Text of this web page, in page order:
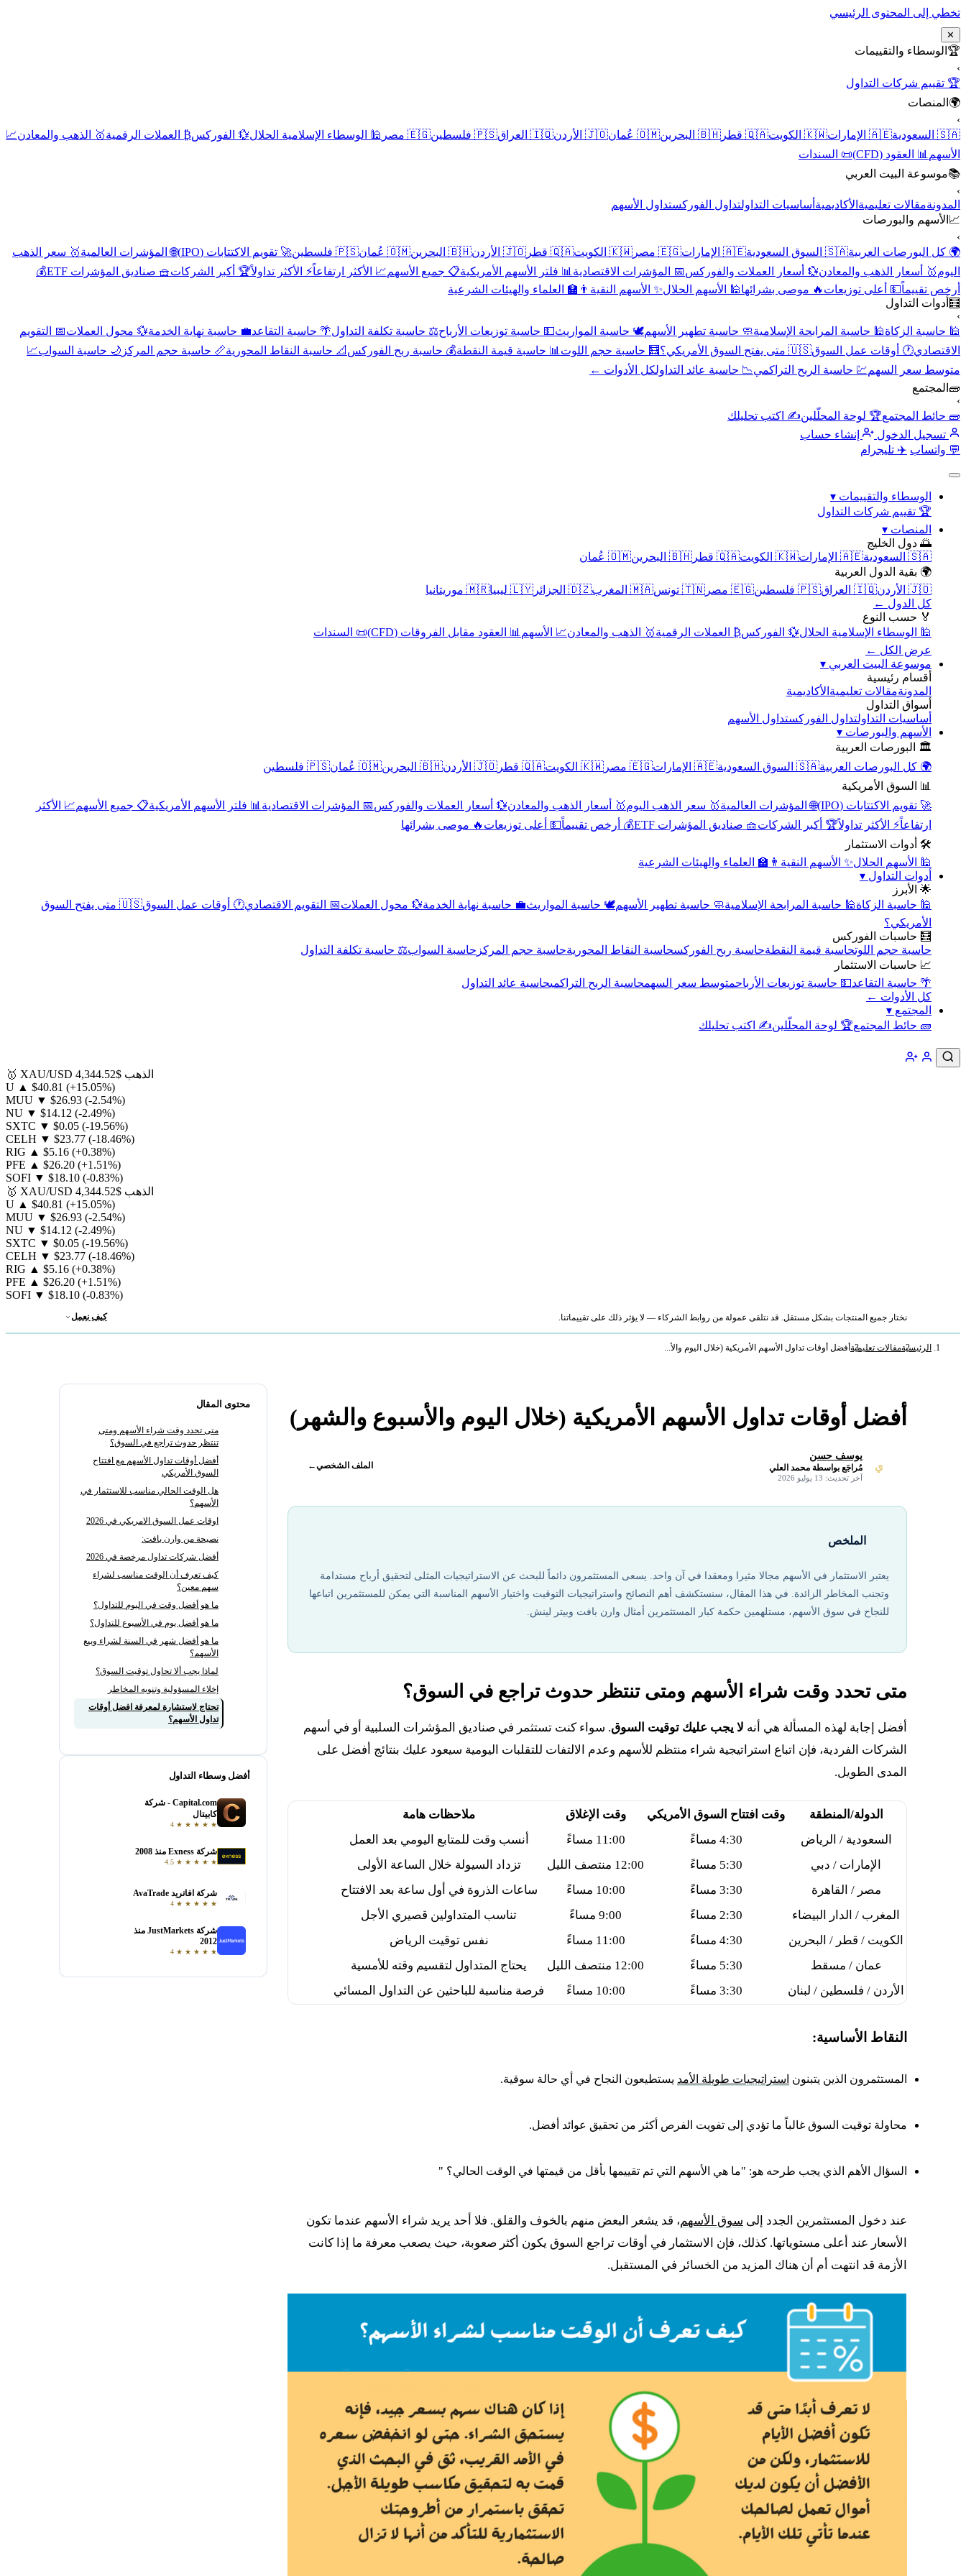
تخطي إلى المحتوى الرئيسي
✕
🏆 الوسطاء والتقييمات
›
🏆 تقييم شركات التداول
🌍 المنصات
›
🇸🇦 السعودية
🇦🇪 الإمارات 🇰🇼 الكويت 🇶🇦 قطر 🇧🇭 البحرين 🇴🇲 عُمان 🇯🇴 الأردن 🇮🇶 العراق 🇵🇸 فلسطين 🇪🇬 مصر 🕌 الوسطاء الإسلامية الحلال💱 الفوركس₿ العملات الرقمية🥇 الذهب والمعادن📈
الأسهم 📊 العقود (CFD)
📜 السندات
📚موسوعة البيت العربي
›
المدونةمقالات تعليمية الأكاديمية أساسيات التداولتداول الفوركستداول الأسهم
📈 الأسهم والبورصات
›
🌍 كل البورصات العربية🇸🇦 السوق السعودية 🇦🇪 الإمارات 🇪🇬 مصر 🇰🇼 الكويت 🇶🇦 قطر 🇯🇴 الأردن 🇧🇭 البحرين 🇴🇲 عُمان 🇵🇸 فلسطين 🚀 تقويم الاكتتابات (IPO) 🌐 المؤشرات العالمية🥇 سعر الذهب
اليوم🥇 أسعار الذهب والمعادن💱 أسعار العملات والفوركس📅 المؤشرات الاقتصادية 📊 فلتر الأسهم الأمريكية📋 جميع الأسهم📈 الأكثر ارتفاعاً⚡ الأكثر تداولاً🏆 أكبر الشركات🧺 صناديق المؤشرات ETF
💰
أرخص تقييماً💵 أعلى توزيعات 🔥 موصى بشرائها🕌 الأسهم الحلال✨ الأسهم النقية 👨‍🏫 العلماء والهيئات الشرعية
🧮 أدوات التداول
›
🕌 حاسبة الزكاة🕌 حاسبة المرابحة الإسلامية🧼 حاسبة تطهير الأسهم🕊️ حاسبة المواريث💵 حاسبة توزيعات الأرباح⚖️ حاسبة تكلفة التداول🌴 حاسبة التقاعد💼 حاسبة نهاية الخدمة💱 محول العملات📅 التقويم
الاقتصادي🕐 أوقات عمل السوق🇺🇸 متى يفتح السوق الأمريكي؟ 🧮 حاسبة حجم اللوت 📊 حاسبة قيمة النقطة💰 حاسبة ربح الفوركس 📐 حاسبة النقاط المحورية📏 حاسبة حجم المركز 🌙 حاسبة السواب📈
متوسط سعر السهم💹 حاسبة الربح التراكمي📉 حاسبة عائد التداولكل الأدوات ←
🧱 المجتمع
›
🧱 حائط المجتمع🏆 لوحة المحلّلين✍️ اكتب تحليلك
تسجيل الدخول
إنشاء حساب
💬 واتساب ✈️ تليجرام
الوسطاء والتقييمات ▾
🏆 تقييم شركات التداول
المنصات ▾
🌅 دول الخليج
🇸🇦 السعودية
🇦🇪 الإمارات 🇰🇼 الكويت 🇶🇦 قطر 🇧🇭 البحرين
🇴🇲 عُمان
🌍 بقية الدول العربية
🇯🇴 الأردن
🇮🇶 العراق 🇵🇸 فلسطين 🇪🇬 مصر 🇹🇳 تونس 🇲🇦 المغرب 🇩🇿 الجزائر 🇱🇾 ليبيا
🇲🇷 موريتانيا
كل الدول ←
🏅 حسب النوع
🕌 الوسطاء الإسلامية الحلال💱 الفوركس₿ العملات الرقمية🥇 الذهب والمعادن📈 الأسهم 📊 العقود مقابل الفروقات (CFD)
📜 السندات
عرض الكل ←
موسوعة البيت العربي ▾
أقسام رئيسية
المدونةمقالات تعليمية الأكاديمية
أسواق التداول
أساسيات التداولتداول الفوركستداول الأسهم
الأسهم والبورصات ▾
🏛️ البورصات العربية
🌍 كل البورصات العربية🇸🇦 السوق السعودية 🇦🇪 الإمارات 🇪🇬 مصر 🇰🇼 الكويت 🇶🇦 قطر 🇯🇴 الأردن 🇧🇭 البحرين 🇴🇲 عُمان
🇵🇸 فلسطين
📊 السوق الأمريكية
🚀 تقويم الاكتتابات (IPO)
🌐 المؤشرات العالمية🥇 سعر الذهب اليوم🥇 أسعار الذهب والمعادن💱 أسعار العملات والفوركس📅 المؤشرات الاقتصادية 📊 فلتر الأسهم الأمريكية📋 جميع الأسهم📈 الأكثر
ارتفاعاً⚡ الأكثر تداولاً🏆 أكبر الشركات🧺 صناديق المؤشرات ETF 💰 أرخص تقييماً💵 أعلى توزيعات 🔥 موصى بشرائها
🛠️ أدوات الاستثمار
🕌 الأسهم الحلال✨ الأسهم النقية 👨‍🏫 العلماء والهيئات الشرعية
أدوات التداول ▾
🌟 الأبرز
🕌 حاسبة الزكاة🕌 حاسبة المرابحة الإسلامية🧼 حاسبة تطهير الأسهم🕊️ حاسبة المواريث💼 حاسبة نهاية الخدمة💱 محول العملات📅 التقويم الاقتصادي🕐 أوقات عمل السوق
🇺🇸 متى يفتح السوق
الأمريكي؟
🧮 حاسبات الفوركس
حاسبة حجم اللوتحاسبة قيمة النقطةحاسبة ربح الفوركسحاسبة النقاط المحوريةحاسبة حجم المركز حاسبة السواب⚖️ حاسبة تكلفة التداول
📈 حاسبات الاستثمار
🌴 حاسبة التقاعد💵 حاسبة توزيعات الأرباحمتوسط سعر السهمحاسبة الربح التراكميحاسبة عائد التداول
كل الأدوات ←
المجتمع ▾
🧱 حائط المجتمع🏆 لوحة المحلّلين✍️ اكتب تحليلك
🥇 XAU/USD الذهب $4,344.52
U ▲ $40.81 (+15.05%)
MUU ▼ $26.93 (-2.54%)
NU ▼ $14.12 (-2.49%)
SXTC ▼ $0.05 (-19.56%)
CELH ▼ $23.77 (-18.46%)
RIG ▲ $5.16 (+0.38%)
PFE ▲ $26.20 (+1.51%)
SOFI ▼ $18.10 (-0.83%)
🥇 XAU/USD الذهب $4,344.52
U ▲ $40.81 (+15.05%)
MUU ▼ $26.93 (-2.54%)
NU ▼ $14.12 (-2.49%)
SXTC ▼ $0.05 (-19.56%)
CELH ▼ $23.77 (-18.46%)
RIG ▲ $5.16 (+0.38%)
PFE ▲ $26.20 (+1.51%)
SOFI ▼ $18.10 (-0.83%)
نختار جميع المنتجات بشكل مستقل. قد نتلقى عمولة من روابط الشركاء — لا يؤثر ذلك على تقييماتنا. كيف نعمل
الرئيسيةمقالات تعليمية أفضل أوقات تداول الأسهم الأمريكية (خلال اليوم والأ...
أفضل أوقات تداول الأسهم الأمريكية (خلال اليوم والأسبوع والشهر)
ي
يوسف حسن
مُراجَع بواسطة محمد العلي
آخر تحديث: 13 يوليو 2026
الملف الشخصي←
الملخص
يعتبر الاستثمار في الأسهم مجالا مثيرا ومعقدا في آن واحد. يسعى المستثمرون دائماً للبحث عن الاستراتيجيات المثلى لتحقيق أرباح مستدامة
وتجنب المخاطر الزائدة. في هذا المقال، سنستكشف أهم النصائح واستراتيجيات التوقيت واختيار الأسهم المناسبة التي يمكن للمستثمرين اتباعها
للنجاح في سوق الأسهم، مستلهمين حكمة كبار المستثمرين أمثال وارن بافت وبيتر لينش.
متى تحدد وقت شراء الأسهم ومتى تنتظر حدوث تراجع في السوق؟
أفضل إجابة لهذه المسألة هي أنه لا يجب عليك توقيت السوق. سواء كنت تستثمر في صناديق المؤشرات السلبية أو في أسهم
الشركات الفردية، فإن اتباع استراتيجية شراء منتظم للأسهم وعدم الالتفات للتقلبات اليومية سيعود عليك بنتائج أفضل على
المدى الطويل.
الدولة/المنطقة وقت افتتاح السوق الأمريكي وقت الإغلاق
ملاحظات هامة
السعودية / الرياض
4:30 مساءً 11:00 مساءً
أنسب وقت للمتابع اليومي بعد العمل
الإمارات / دبي
5:30 مساءً 12:00 منتصف الليل
تزداد السيولة خلال الساعة الأولى
مصر / القاهرة
3:30 مساءً 10:00 مساءً
ساعات الذروة في أول ساعة بعد الافتتاح
المغرب / الدار البيضاء
2:30 مساءً 9:00 مساءً
تناسب المتداولين قصيري الأجل
الكويت / قطر / البحرين
4:30 مساءً 11:00 مساءً
نفس توقيت الرياض
عمان / مسقط
5:30 مساءً 12:00 منتصف الليل
يحتاج المتداول لتقسيم وقته للأمسية
الأردن / فلسطين / لبنان
3:30 مساءً 10:00 مساءً فرصة مناسبة للباحثين عن التداول المسائي
النقاط الأساسية:
المستثمرون الذين يتبنون استراتيجيات طويلة الأمد يستطيعون النجاح في أي حالة سوقية.
محاولة توقيت السوق غالباً ما تؤدي إلى تفويت الفرص أكثر من تحقيق عوائد أفضل.
السؤال الأهم الذي يجب طرحه هو: "ما هي الأسهم التي تم تقييمها بأقل من قيمتها في الوقت الحالي؟ "
عند دخول المستثمرين الجدد إلى سوق الأسهم، قد يشعر البعض منهم بالخوف والقلق. فلا أحد يريد شراء الأسهم عندما تكون
الأسعار عند أعلى مستوياتها. كذلك، فإن الاستثمار في أوقات تراجع السوق يكون أكثر صعوبة، حيث يصعب معرفة ما إذا كانت
الأزمة قد انتهت أم أن هناك المزيد من الخسائر في المستقبل.
محتوى المقال
متى تحدد وقت شراء الأسهم ومتى
تنتظر حدوث تراجع في السوق؟
أفضل أوقات تداول الأسهم مع افتتاح
السوق الأمريكي
هل الوقت الحالي مناسب للاستثمار في
الأسهم؟
اوقات عمل السوق الامريكي في 2026
نصيحة من وارن بافت:
أفضل شركات تداول مرخصة في 2026
كيف تعرف أن الوقت مناسب لشراء
سهم معين؟
ما هو أفضل وقت في اليوم للتداول؟
ما هو أفضل يوم في الأسبوع للتداول؟
ما هو أفضل شهر في السنة لشراء وبيع
الأسهم؟
لماذا يجب ألا تحاول توقيت السوق؟
إخلاء المسؤولية وتنويه المخاطر
تحتاج لاستشارة لمعرفة افضل أوقات
تداول الأسهم؟
أفضل وسطاء التداول
Capital.com - شركة
كابيتال
★
★
★
★
★
شركة Exness منذ 2008
★
★
★
★
★
شركة افاتريد AvaTrade
★
★
★
★
★
شركة JustMarkets منذ
2012
★
★
★
★
★